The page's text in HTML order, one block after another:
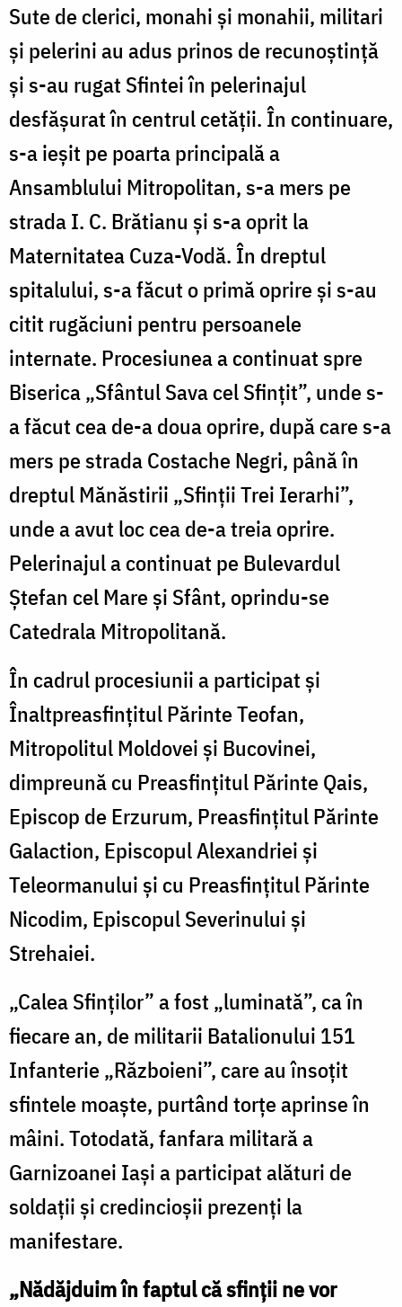
Sute de clerici, monahi și monahii, militari
și pelerini au adus prinos de recunoștință
și s-au rugat Sfintei în pelerinajul
desfășurat în centrul cetății. În continuare,
s-a ieşit pe poarta principală a
Ansamblului Mitropolitan, s-a mers pe
strada I. C. Brătianu și s-a oprit la
Maternitatea Cuza-Vodă. În dreptul
spitalului, s-a făcut o primă oprire și s-au
citit rugăciuni pentru persoanele
internate. Procesiunea a continuat spre
Biserica „Sfântul Sava cel Sfințit”, unde s-
a făcut cea de-a doua oprire, după care s-a
mers pe strada Costache Negri, până în
dreptul Mănăstirii „Sfinții Trei Ierarhi”,
unde a avut loc cea de-a treia oprire.
Pelerinajul a continuat pe Bulevardul
Ştefan cel Mare şi Sfânt, oprindu-se
Catedrala Mitropolitană.
În cadrul procesiunii a participat și
Înaltpreasfințitul Părinte Teofan,
Mitropolitul Moldovei și Bucovinei,
dimpreună cu Preasfințitul Părinte Qais,
Episcop de Erzurum, Preasfințitul Părinte
Galaction, Episcopul Alexandriei și
Teleormanului și cu Preasfințitul Părinte
Nicodim, Episcopul Severinului și
Strehaiei.
„Calea Sfinților” a fost „luminată”, ca în
fiecare an, de militarii Batalionului 151
Infanterie „Războieni”, care au însoţit
sfintele moaşte, purtând torţe aprinse în
mâini. Totodată, fanfara militară a
Garnizoanei Iaşi a participat alături de
soldații și credincioșii prezenți la
manifestare.
„Nădăjduim în faptul că sfinții ne vor